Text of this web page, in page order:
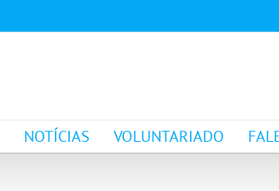
NOTÍCIAS VOLUNTARIADO